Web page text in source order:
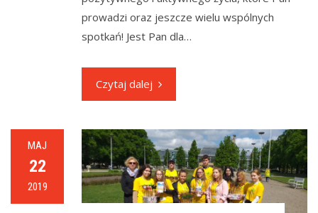
prowadzi oraz jeszcze wielu wspólnych
spotkań! Jest Pan dla…
Czytaj dalej
MAJ
22
2019